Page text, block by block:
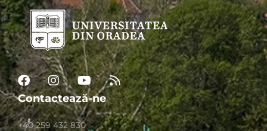
Contactează-ne
+40 259 432 830